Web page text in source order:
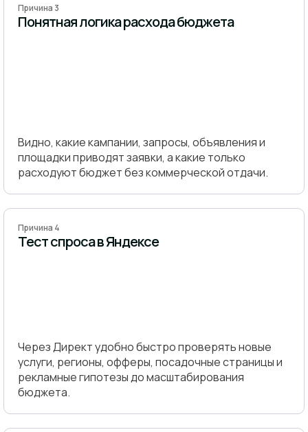
Причина 3
Понятная логика расхода бюджета
Видно, какие кампании, запросы, объявления и
площадки приводят заявки, а какие только
расходуют бюджет без коммерческой отдачи.
Причина 4
Тест спроса в Яндексе
Через Директ удобно быстро проверять новые
услуги, регионы, офферы, посадочные страницы и
рекламные гипотезы до масштабирования
бюджета.